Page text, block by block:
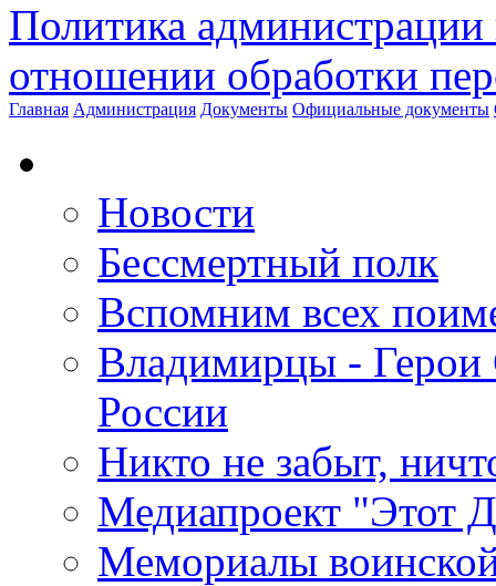
Политика
отношении обработки
Главная Администрация Документы Официальные документы
Новости
Бессмертный полк
Вспомним всех
Владимирцы - Герои
России
Никто не забыт,
Медиапроект "Этот
Мемориалы